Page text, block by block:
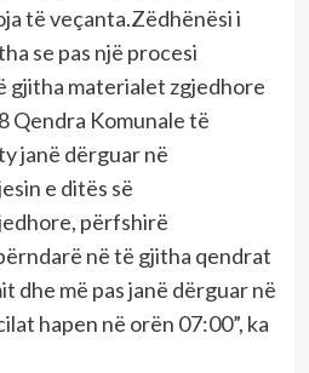
të veçanta.Zëdhënësi i
se pas një procesi
materialet zgjedhore
Qendra Komunale të
janë dërguar në
e ditës së
përfshirë
në të gjitha qendrat
dhe më pas janë dërguar në
hapen në orën 07:00”, ka